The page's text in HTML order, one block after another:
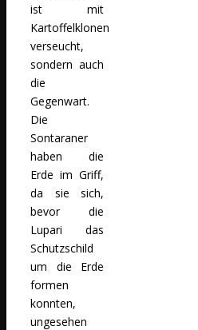
ist mit
Kartoffelklonen
verseucht,
sondern auch
die
Gegenwart.
Die
Sontaraner
haben die
Erde im Griff,
da sie sich,
bevor die
Lupari das
Schutzschild
um die Erde
formen
konnten,
ungesehen